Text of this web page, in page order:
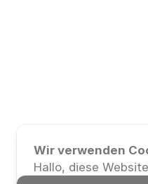
Wir verwenden
Hallo, diese